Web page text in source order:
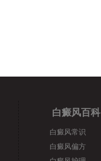
白癜风百科
白癜风常识
白癜风偏方